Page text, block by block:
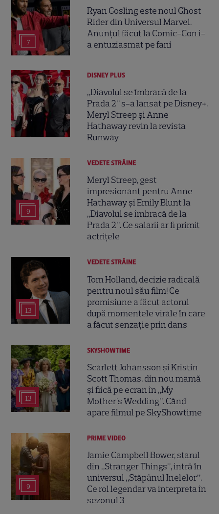
7
Ryan Gosling este noul Ghost
Rider din Universul Marvel.
Anunțul făcut la Comic-Con i-
a entuziasmat pe fani
DISNEY PLUS
„Diavolul se îmbracă de la
Prada 2” s-a lansat pe Disney+.
Meryl Streep și Anne
Hathaway revin la revista
Runway
9
VEDETE STRĂINE
Meryl Streep, gest
impresionant pentru Anne
Hathaway și Emily Blunt la
„Diavolul se îmbracă de la
Prada 2”. Ce salarii ar fi primit
actrițele
13
VEDETE STRĂINE
Tom Holland, decizie radicală
pentru noul său film! Ce
promisiune a făcut actorul
după momentele virale în care
a făcut senzație prin dans
13
SKYSHOWTIME
Scarlett Johansson și Kristin
Scott Thomas, din nou mamă
și fiică pe ecran în „My
Mother's Wedding”. Când
apare filmul pe SkyShowtime
9
PRIME VIDEO
Jamie Campbell Bower, starul
din „Stranger Things”, intră în
universul „Stăpânul Inelelor”.
Ce rol legendar va interpreta în
sezonul 3